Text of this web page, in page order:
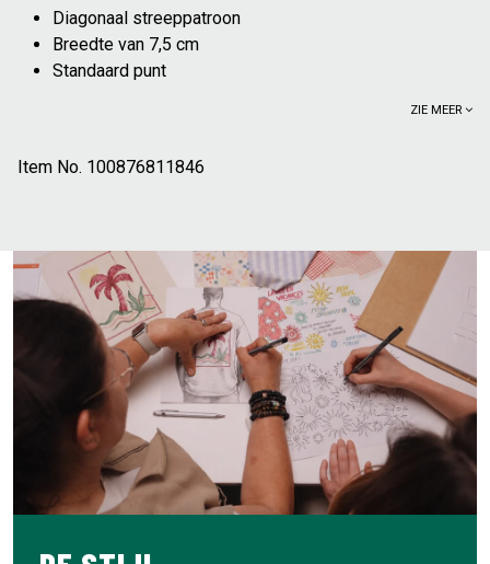
Diagonaal streeppatroon
Breedte van 7,5 cm
Standaard punt
ZIE MEER
Item No. 100876811846